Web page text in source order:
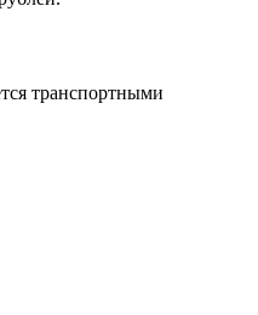
транспортными